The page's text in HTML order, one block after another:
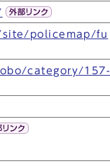
policemap/fu
category/157-